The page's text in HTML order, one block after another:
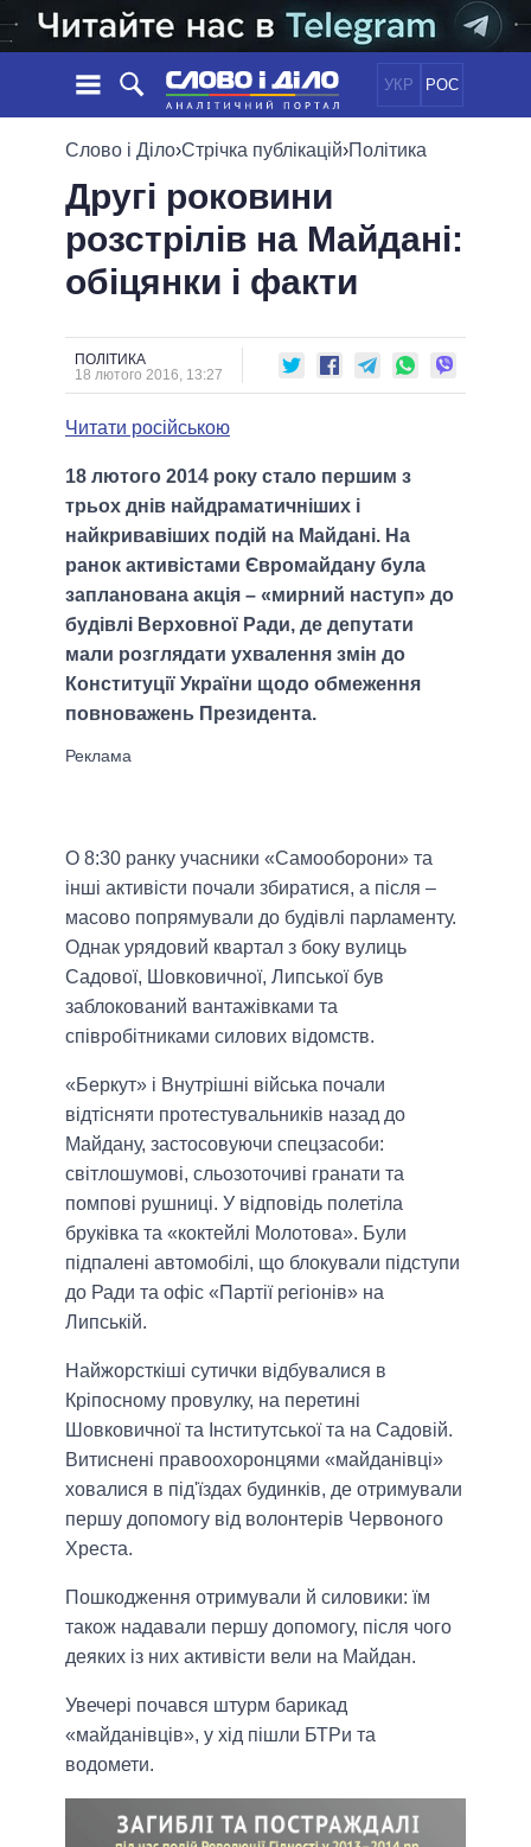
УКР РОС
НОВИНИ
СТРІЧКА
ПОДІЇ
СТАТТІ
ДУМКИ
ОГЛЯДИ
ДАЙДЖЕСТИ
ПОЛІТИКА
ЕКОНОМІКА
СУСПІЛЬСТВО
ОБIЦЯНКИ
ПОЛIТИКИ
УСІ ПОЛІТИКИ
ПРЕЗИДЕНТ І ОФІС
ВЕРХОВНА РАДА
МЕРИ МІСТ
ВСІ ПЕРСОНИ
ІНФОГРАФІКА
ВІДЕО
Слово і Діло›Стрічка публікацій›Політика
Другі роковини
розстрілів на Майдані:
обіцянки і факти
ПОЛІТИКА
18 лютого 2016, 13:27
Читати російською
18 лютого 2014 року стало першим з
трьох днів найдраматичніших і
найкривавіших подій на Майдані. На
ранок активістами Євромайдану була
запланована акція – «мирний наступ» до
будівлі Верховної Ради, де депутати
мали розглядати ухвалення змін до
Конституції України щодо обмеження
повноважень Президента.
О 8:30 ранку учасники «Самооборони» та
інші активісти почали збиратися, а після –
масово попрямували до будівлі парламенту.
Однак урядовий квартал з боку вулиць
Садової, Шовковичної, Липської був
заблокований вантажівками та
співробітниками силових відомств.
«Беркут» і Внутрішні війська почали
відтісняти протестувальників назад до
Майдану, застосовуючи спецзасоби:
світлошумові, сльозоточиві гранати та
помпові рушниці. У відповідь полетіла
бруківка та «коктейлі Молотова». Були
підпалені автомобілі, що блокували підступи
до Ради та офіс «Партії регіонів» на
Липській.
Найжорсткіші сутички відбувалися в
Кріпосному провулку, на перетині
Шовковичної та Інститутської та на Садовій.
Витиснені правоохоронцями «майданівці»
ховалися в під'їздах будинків, де отримували
першу допомогу від волонтерів Червоного
Хреста.
Пошкодження отримували й силовики: їм
також надавали першу допомогу, після чого
деяких із них активісти вели на Майдан.
Увечері почався штурм барикад
«майданівців», у хід пішли БТРи та
водомети.